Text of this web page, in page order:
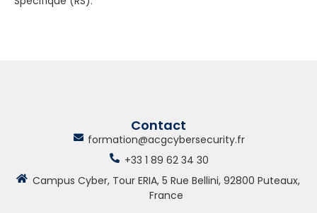
Contact
formation@acgcybersecurity.fr
+33 1 89 62 34 30
Campus Cyber, Tour ERIA, 5 Rue Bellini, 92800 Puteaux,
France